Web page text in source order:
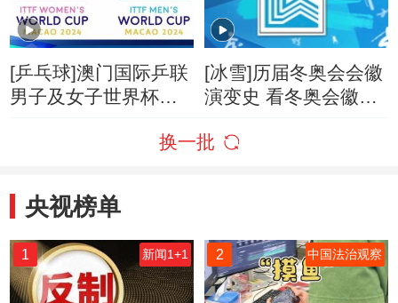
[乒乓球]澳门国际乒联
男子及女子世界杯会
[冰雪]历届冬奥会会徽
演变史 看冬奥会徽变
换一批
央视榜单
1 新闻1+1 2 中国法治观察